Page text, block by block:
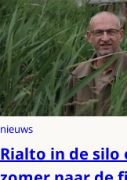
nieuws
Rialto in de silo